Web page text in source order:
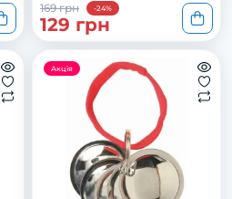
169 грн
-24%
129 грн
Акція